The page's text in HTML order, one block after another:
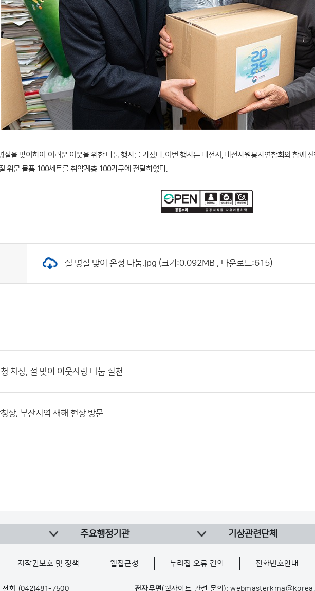
절을 맞이하여 어려운 이웃을 위한 나눔 행사를 가졌다. 이번 행사는 대전시, 대전자원봉사연합회와 함께
위문 물품 100세트를 취약계층 100가구에 전달하였다.
설 명절 맞이 온정 나눔.jpg (크기:0.092MB , 다운로드:615)
차장, 설 맞이 이웃사랑 나눔 실천
장, 부산지역 재해 현장 방문
주요행정기관 기상관련단체
저작권보호 및 정책 웹접근성 누리집 오류 건의 전화번호안내
전화 (042)481-7500 전자우편(웹사이트 관련 문의):